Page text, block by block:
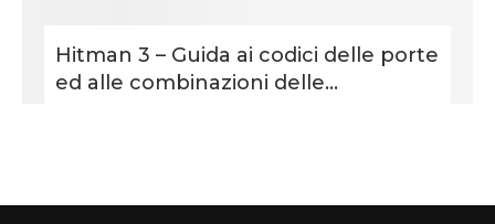
Hitman 3 – Guida ai codici delle porte
ed alle combinazioni delle...